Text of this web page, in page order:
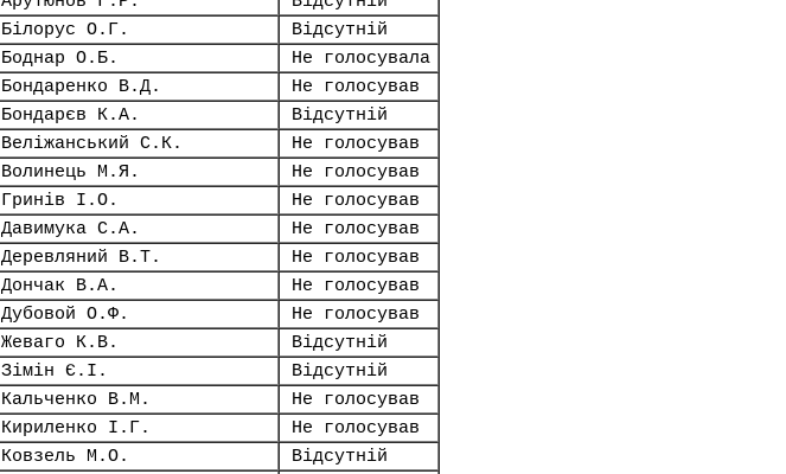
Білорус О.Г.
Відсутній
Боднар О.Б.
Не голосувала
Бондаренко В.Д.
Не голосував
Бондарєв К.А.
Відсутній
Веліжанський С.К.
Не голосував
Волинець М.Я.
Не голосував
Гринів І.О.
Не голосував
Давимука С.А.
Не голосував
Деревляний В.Т.
Не голосував
Дончак В.А.
Не голосував
Дубовой О.Ф.
Не голосував
Жеваго К.В.
Відсутній
Зімін Є.І.
Відсутній
Кальченко В.М.
Не голосував
Кириленко І.Г.
Не голосував
Ковзель М.О.
Відсутній